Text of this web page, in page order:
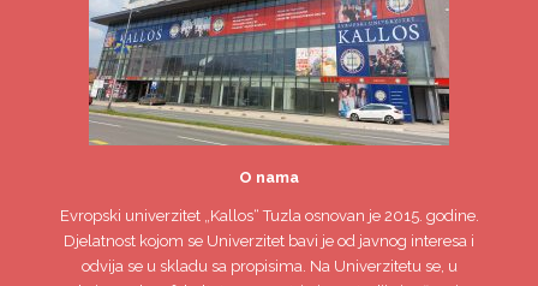
O nama
Evropski univerzitet„Kallos“ Tuzla osnovan je 2015. godine.
Djelatnost kojom se Univerzitet bavi je od javnog interesa i
odvija se u skladu sa propisima. Na Univerzitetu se, u